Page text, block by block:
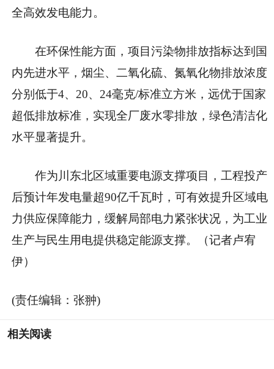
全高效发电能力。
在环保性能方面，项目污染物排放指标达到国
内先进水平，烟尘、二氧化硫、氮氧化物排放浓度
分别低于4、20、24毫克/标准立方米，远优于国家
超低排放标准，实现全厂废水零排放，绿色清洁化
水平显著提升。
作为川东北区域重要电源支撑项目，工程投产
后预计年发电量超90亿千瓦时，可有效提升区域电
力供应保障能力，缓解局部电力紧张状况，为工业
生产与民生用电提供稳定能源支撑。（记者卢宥
伊）
(责任编辑：张翀)
相关阅读